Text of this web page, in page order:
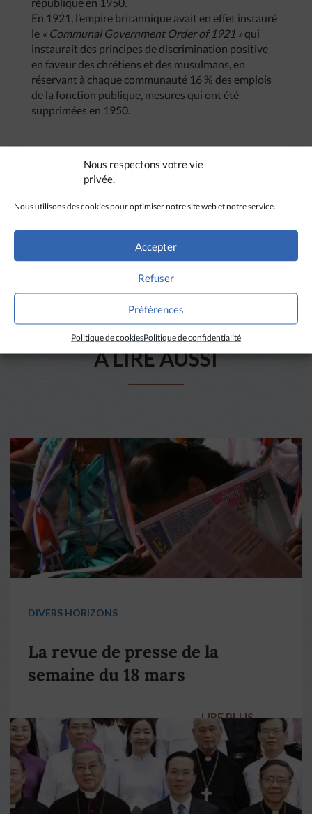
Nous respectons votre vie
privée.
Nous utilisons des cookies pour optimiser notre site web et notre service.
Accepter
Refuser
Préférences
Politique de cookiesPolitique de confidentialité
En 1921, l’empire britannique avait en effet instauré
le « Communal Government Order of 1921 » qui
instaurait des principes de discrimination positive
en faveur des chrétiens et des musulmans, en
réservant à chaque communauté 16 % des emplois
de la fonction publique, mesures qui ont été
supprimées en 1950.
A LIRE AUSSI
DIVERS HORIZONS
La revue de presse de la
semaine du 18 mars
LIRE PLUS →